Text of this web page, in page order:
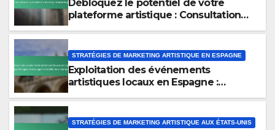
Débloquez le potentiel de votre
plateforme artistique : Consultation
STRATÉGIES DE MARKETING ARTISTIQUE EN ESPAGNE
Exploitation des événements
artistiques locaux en Espagne :
STRATÉGIES DE MARKETING ARTISTIQUE AUX ÉTATS-UNIS